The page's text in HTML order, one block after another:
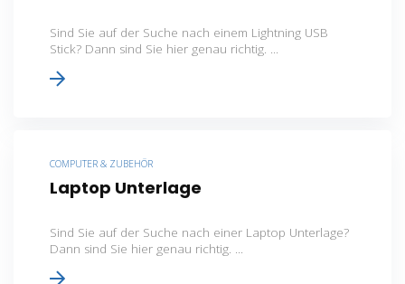
Sind Sie auf der Suche nach einem Lightning USB
Stick? Dann sind Sie hier genau richtig. ...
COMPUTER & ZUBEHÖR
Laptop Unterlage
Sind Sie auf der Suche nach einer Laptop Unterlage?
Dann sind Sie hier genau richtig. ...